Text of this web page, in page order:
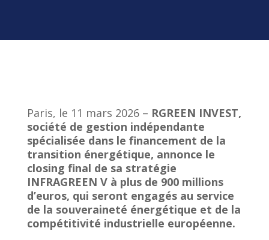
Paris, le 11 mars 2026 – RGREEN INVEST,
société de gestion indépendante
spécialisée dans le financement de la
transition énergétique, annonce le
closing final de sa stratégie
INFRAGREEN V à plus de 900 millions
d’euros, qui seront engagés au service
de la souveraineté énergétique et de la
compétitivité industrielle européenne.